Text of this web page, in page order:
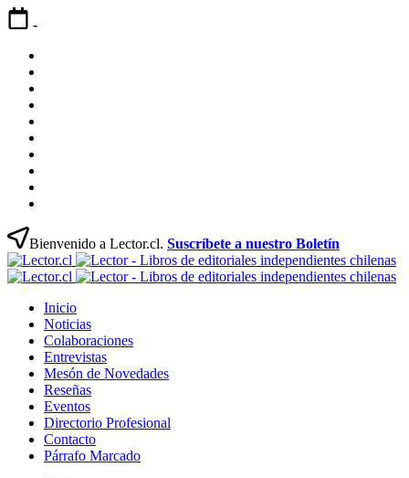
Saltar
contenido
-
Bienvenido a Lector.cl. Suscríbete a nuestro Boletín
-
Revista
Libros
Chilenos
Literatura
Chilena
Lector
Libros
Chilenos
Literatura
Chilena
Inicio
Noticias
Colaboraciones
Entrevistas
Mesón de Novedades
Reseñas
Eventos
Directorio Profesional
Contacto
Párrafo Marcado